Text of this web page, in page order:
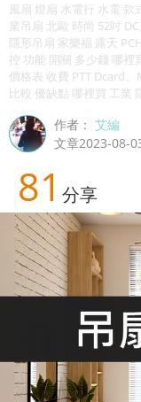
風扇 燈扇 水電行 水電 款
業吊扇 北歐 時尚 52吋
隱形吊扇 家樂福 露天
控 功能 開關 多少錢 哪裡
價格表 收費 PTT Dcard
比較 優缺點 哪裡買 工業
作者：艾編
文章2023-08-
81 分享